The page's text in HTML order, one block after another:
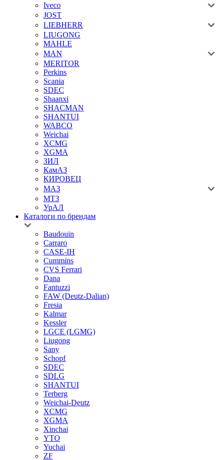
Iveco
JOST
LIEBHERR
LIUGONG
MAHLE
MAN
MERITOR
Perkins
Scania
SDEC
Shaanxi
SHACMAN
SHANTUI
WABCO
Weichai
XCMG
XGMA
ЗИЛ
КамАЗ
КИРОВЕЦ
МАЗ
МТЗ
УрАЛ
Каталоги по брендам
Baudouin
Carraro
CASE-IH
Cummins
CVS Ferrari
Dana
Fantuzzi
FAW (Deutz-Dalian)
Fresia
Kalmar
Kessler
LGCE (LGMG)
Liugong
Sany
Schopf
SDEC
SDLG
SHANTUI
Terberg
Weichai-Deutz
XCMG
XGMA
Xinchai
YTO
Yuchai
ZF